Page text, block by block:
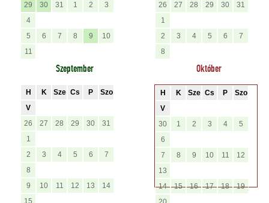
29
30 31 1 2
3
4
5
6 7 8 9
10
11
26
27 28 29 30
31
1
2
3 4 5 6
7
8
Szeptember
H K Sze Cs P
Szo
V
26
27 28 29 30
31
1
2
3 4 5 6
7
8
9
10 11 12 13
14
15
Október
H K Sze Cs P
Szo
V
30
1 2 3 4
5
6
7
8 9 10 11
12
13
14
15 16 17 18
19